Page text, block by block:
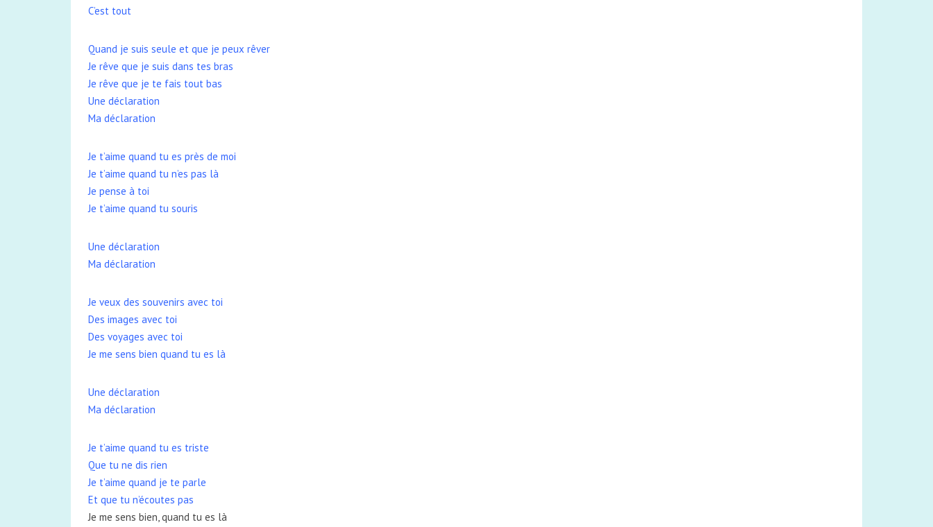
C’est tout
Quand je suis seule et que je peux rêver
Je rêve que je suis dans tes bras
Je rêve que je te fais tout bas
Une déclaration
Ma déclaration
Je t’aime quand tu es près de moi
Je t’aime quand tu n’es pas là
Je pense à toi
Je t’aime quand tu souris
Une déclaration
Ma déclaration
Je veux des souvenirs avec toi
Des images avec toi
Des voyages avec toi
Je me sens bien quand tu es là
Une déclaration
Ma déclaration
Je t’aime quand tu es triste
Que tu ne dis rien
Je t’aime quand je te parle
Et que tu n’écoutes pas
Je me sens bien, quand tu es là